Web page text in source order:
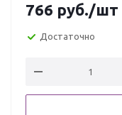
766 руб./шт
Достаточно